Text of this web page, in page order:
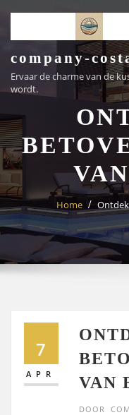
inhoud
company-
Ervaar de charme van de
wordt.
Home
7
APR
VAN
DOOR